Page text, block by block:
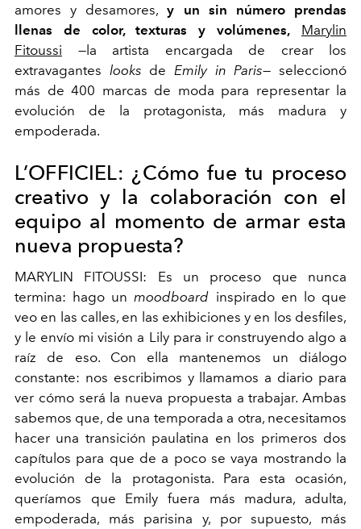
amores y desamores,y un sin número prendas
llenas de color, texturas y volúmenes,
Marylin
Fitoussi
—la artista encargada de crear los
extravagantes looks de Emily in Paris— seleccionó
más de 400 marcas de moda para representar la
evolución de la protagonista, más madura y
empoderada.
L’OFFICIEL: ¿Cómo fue tu proceso
creativo y la colaboración con el
equipo al momento de armar esta
nueva propuesta?
MARYLIN FITOUSSI: Es un proceso que nunca
termina: hago unmoodboard inspirado en lo que
veo en las calles, en las exhibiciones y en los desfiles,
y le envío mi visión a Lily para ir construyendo algo a
raíz de eso. Con ella mantenemos un diálogo
constante: nos escribimos y llamamos a diario para
ver cómo será la nueva propuesta a trabajar. Ambas
sabemos que, de una temporada a otra, necesitamos
hacer una transición paulatina en los primeros dos
capítulos para que de a poco se vaya mostrando la
evolución de la protagonista. Para esta ocasión,
queríamos que Emily fuera más madura, adulta,
empoderada, más parisina y, por supuesto, más